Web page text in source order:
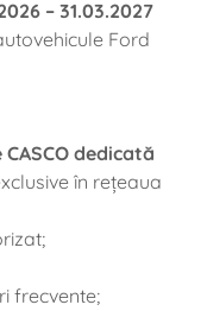
– 31.03.2027
Ford
CASCO dedicată
în rețeaua
frecvente;